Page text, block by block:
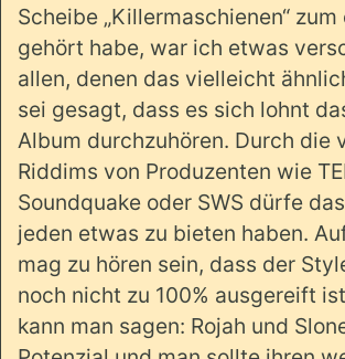
Scheibe „Killermaschienen“
gehört habe, war ich etwas
allen, denen das vielleicht
sei gesagt, dass es sich lohnt
Album durchzuhören. Durch die
Riddims von Produzenten wie
Soundquake oder SWS dürfe
jeden etwas zu bieten haben. Auf
mag zu hören sein, dass der
noch nicht zu 100% ausgereift
kann man sagen: Rojah und